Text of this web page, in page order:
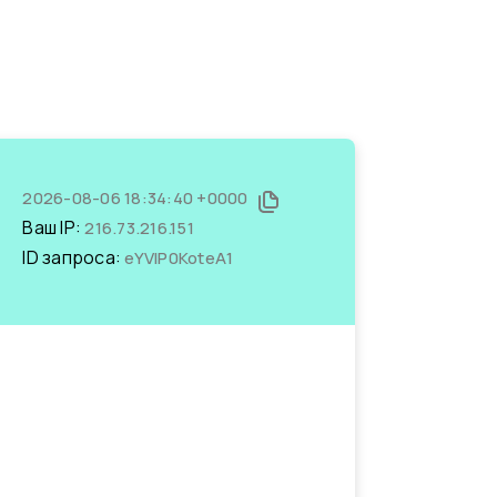
2026-08-06 18:34:40 +0000
Ваш IP:216.73.216.151
ID запроса:eYVIP0KoteA1